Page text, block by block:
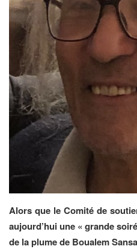
Alors que le Comité de
aujourd’hui une « grande
de la plume de Boualem